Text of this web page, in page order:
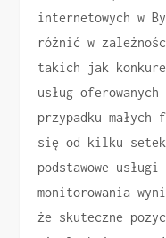
internetowych w
różnić w
takich jak
usług
przypadku małych
się od kilku setek
podstawowe
monitorowania
że skuteczne